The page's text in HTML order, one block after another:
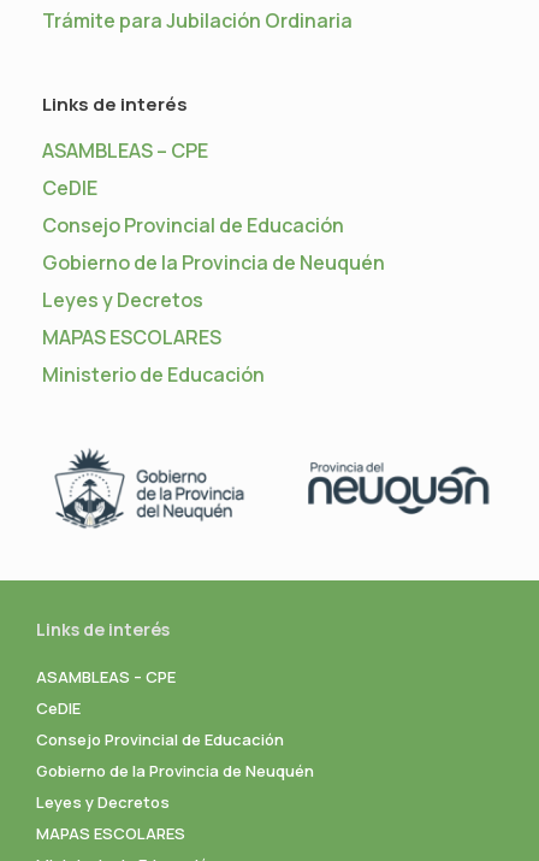
Trámite para Jubilación Ordinaria
Links de interés
ASAMBLEAS – CPE
CeDIE
Consejo Provincial de Educación
Gobierno de la Provincia de Neuquén
Leyes y Decretos
MAPAS ESCOLARES
Ministerio de Educación
Links de interés
ASAMBLEAS – CPE
CeDIE
Consejo Provincial de Educación
Gobierno de la Provincia de Neuquén
Leyes y Decretos
MAPAS ESCOLARES